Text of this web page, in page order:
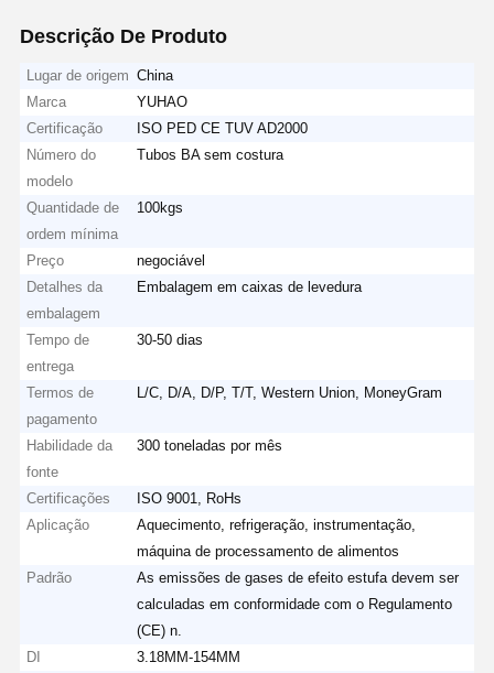
Descrição De Produto
Lugar de origem China
Marca
YUHAO
Certificação
ISO PED CE TUV AD2000
Número do
modelo
Tubos BA sem costura
Quantidade de
ordem mínima
100kgs
Preço
negociável
Detalhes da
embalagem
Embalagem em caixas de levedura
Tempo de
entrega
30-50 dias
Termos de
pagamento
L/C, D/A, D/P, T/T, Western Union, MoneyGram
Habilidade da
fonte
300 toneladas por mês
Certificações
ISO 9001, RoHs
Aplicação
Aquecimento, refrigeração, instrumentação,
máquina de processamento de alimentos
Padrão
As emissões de gases de efeito estufa devem ser
calculadas em conformidade com o Regulamento
(CE) n.
DI
3.18MM-154MM